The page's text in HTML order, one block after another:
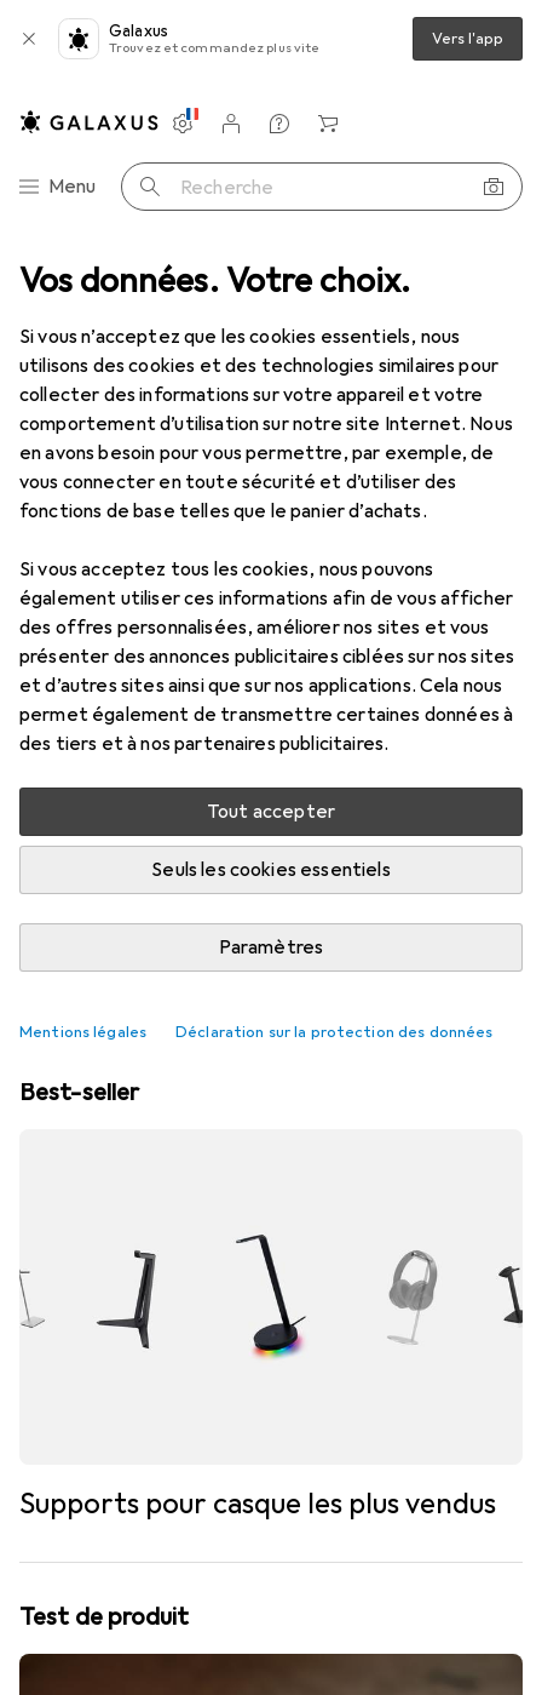
Vos données. Votre choix.
Si vous n’acceptez que les cookies essentiels, nous
utilisons des cookies et des technologies similaires pour
collecter des informations sur votre appareil et votre
comportement d’utilisation sur notre site Internet. Nous
en avons besoin pour vous permettre, par exemple, de
vous connecter en toute sécurité et d’utiliser des
fonctions de base telles que le panier d’achats.
Si vous acceptez tous les cookies, nous pouvons
également utiliser ces informations afin de vous afficher
des offres personnalisées, améliorer nos sites et vous
présenter des annonces publicitaires ciblées sur nos sites
et d’autres sites ainsi que sur nos applications. Cela nous
permet également de transmettre certaines données à
des tiers et à nos partenaires publicitaires.
Tout accepter
Seuls les cookies essentiels
Paramètres
Mentions légales Déclaration sur la protection des données
Galaxus
Trouvez et commandez plus vite Vers l'app
Navigation par catégorie
Menu Recherche
Paramètres
Compte client
Listes de comparaison
Listes d'envies
Panier
l'assortiment IT + multimédia Audio Casque + écouteur
Casque + écouteur
DécouvrirForum
Test de produit
Shokz Open Fit Pro : un son riche et
moins de bruits parasites
Best-seller
Supports pour casque les plus vendus
Test de produit